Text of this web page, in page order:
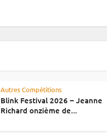
Autres Compétitions
Blink Festival 2026 – Jeanne
Richard onzième de...